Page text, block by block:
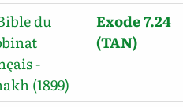
du
-
(1899)
Exode 7.24
(TAN)